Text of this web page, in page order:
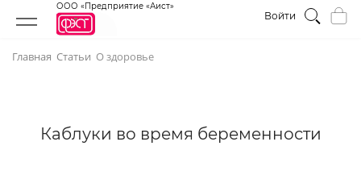
ООО «Предприятие «Аист»
Войти
Главная Статьи О здоровье
Каблуки во время беременности